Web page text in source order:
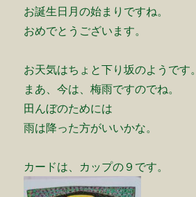
お誕生日月の始まりですね。
おめでとうございます。
お天気はちょと下り坂のようです。
まあ、今は、梅雨ですのでね。
田んぼのためには
雨は降った方がいいかな。
カードは、カップの９です。